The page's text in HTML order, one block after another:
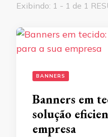
Exibindo: 1 - 1 de 1
BANNERS
Banners em
solução
empresa